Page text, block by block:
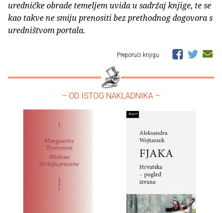
uredničke obrade temeljem uvida u sadržaj knjige, te se
kao takve ne smiju prenositi bez prethodnog dogovora s
uredništvom portala.
Preporuči knjigu
– OD ISTOG NAKLADNIKA –